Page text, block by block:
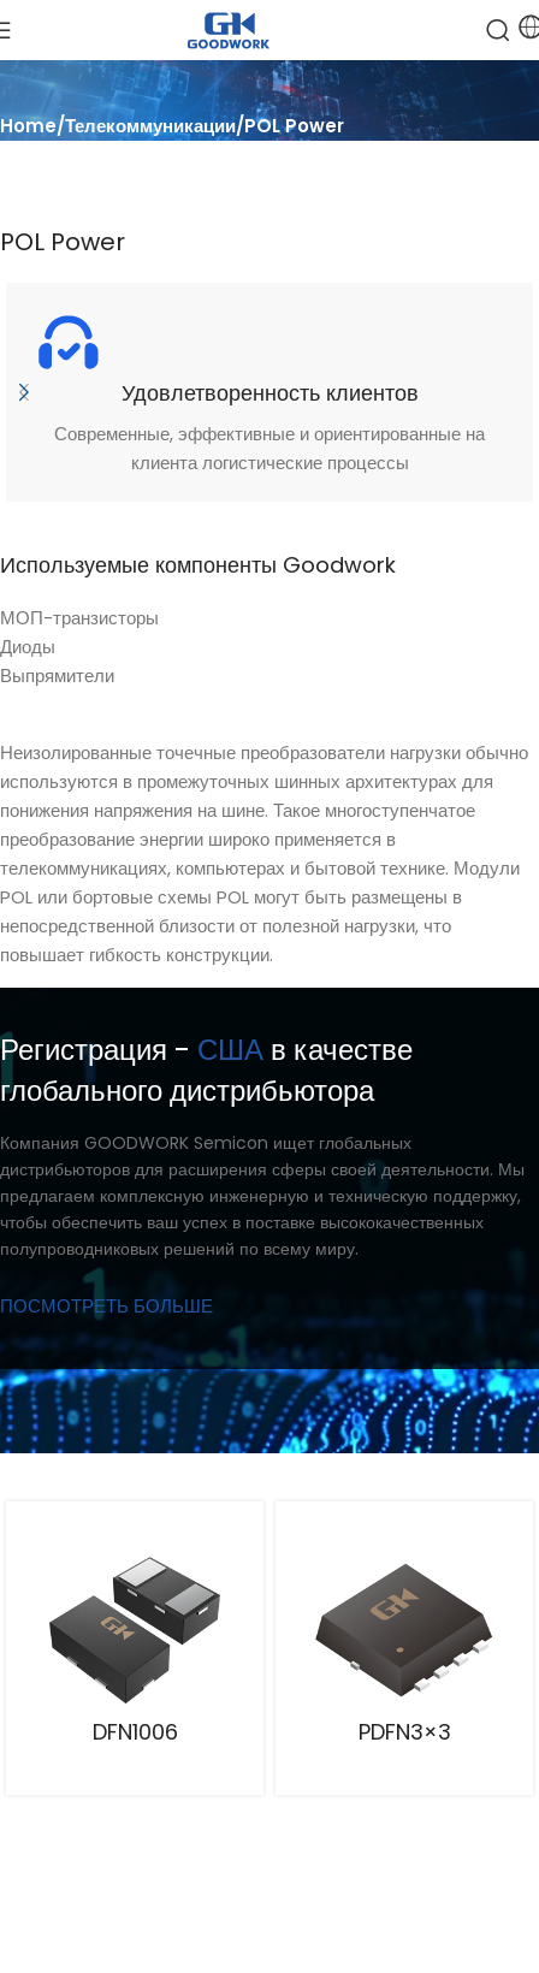
Home Телекоммуникации POL Power
POL Power
Удовлетворенность клиентов
Современные, эффективные и ориентированные на
клиента логистические процессы
Используемые компоненты Goodwork
МОП-транзисторы
Диоды
Выпрямители
Неизолированные точечные преобразователи нагрузки обычно
используются в промежуточных шинных архитектурах для
понижения напряжения на шине. Такое многоступенчатое
преобразование энергии широко применяется в
телекоммуникациях, компьютерах и бытовой технике. Модули
POL или бортовые схемы POL могут быть размещены в
непосредственной близости от полезной нагрузки, что
повышает гибкость конструкции.
Регистрация - США в качестве
глобального дистрибьютора
Компания GOODWORK Semicon ищет глобальных
дистрибьюторов для расширения сферы своей деятельности. Мы
предлагаем комплексную инженерную и техническую поддержку,
чтобы обеспечить ваш успех в поставке высококачественных
полупроводниковых решений по всему миру.
ПОСМОТРЕТЬ БОЛЬШЕ
DFN1006 PDFN3×3